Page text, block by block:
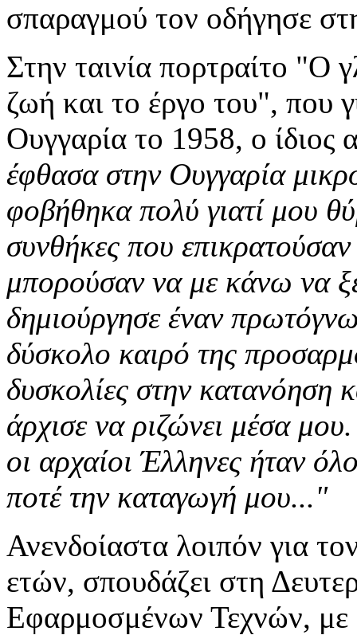
σπαραγμού τον οδήγησε
Στην ταινία πορτραίτο "Ο
ζωή και το έργο του", που
Ουγγαρία το 1958, ο ίδιος
έφθασα στην Ουγγαρία
φοβήθηκα πολύ γιατί μου
συνθήκες που
μπορούσαν να με κάνω να
δημιούργησε έναν
δύσκολο καιρό της
δυσκολίες στην κατανόηση
άρχισε να ριζώνει μέσα
οι αρχαίοι Έλληνες ήταν
ποτέ την καταγωγή μου..."
Ανενδοίαστα λοιπόν για
ετών, σπουδάζει στη
Εφαρμοσμένων Τεχνών,